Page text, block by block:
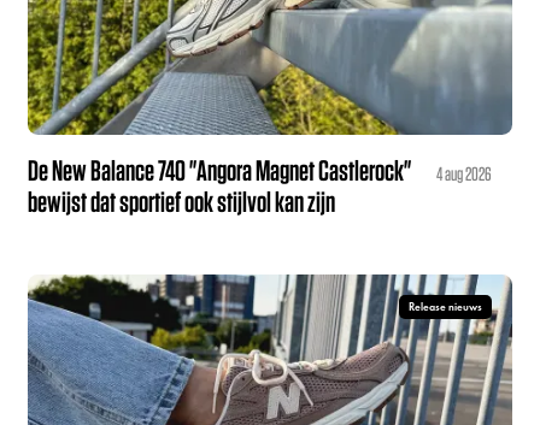
De New Balance 740 "Angora Magnet Castlerock"
bewijst dat sportief ook stijlvol kan zijn
4 aug 2026
Release nieuws